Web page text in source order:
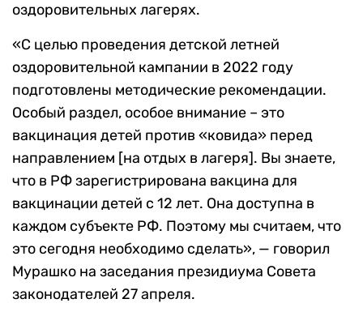
оздоровительных лагерях.
«С целью проведения детской летней
оздоровительной кампании в 2022 году
подготовлены методические рекомендации.
Особый раздел, особое внимание – это
вакцинация детей против «ковида» перед
направлением [на отдых в лагеря]. Вы знаете,
что в РФ зарегистрирована вакцина для
вакцинации детей с 12 лет. Она доступна в
каждом субъекте РФ. Поэтому мы считаем, что
это сегодня необходимо сделать», — говорил
Мурашко на заседания президиума Совета
законодателей 27 апреля.